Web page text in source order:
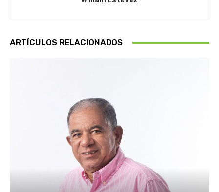
ARTÍCULOS RELACIONADOS